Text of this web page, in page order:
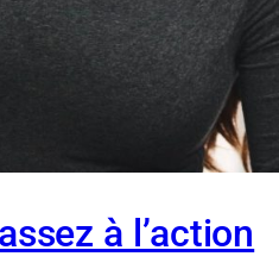
à l’action